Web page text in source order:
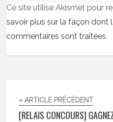
Ce site utilise Akismet pour
savoir plus sur la façon dont
commentaires sont traitées.
« ARTICLE PRÉCÉDENT
[RELAIS CONCOURS]